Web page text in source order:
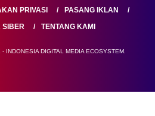
PRIVASI
PASANG IKLAN
SIBER
TENTANG KAMI
INDONESIA DIGITAL MEDIA ECOSYSTEM.